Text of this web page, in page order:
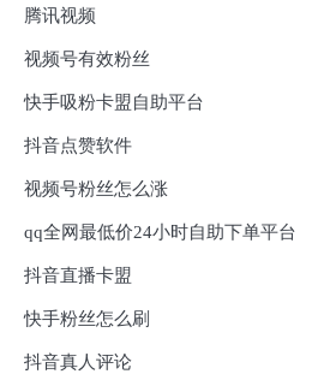
腾讯视频
视频号有效粉丝
快手吸粉卡盟自助平台
抖音点赞软件
视频号粉丝怎么涨
qq全网最低价24小时自助下单平台
抖音直播卡盟
快手粉丝怎么刷
抖音真人评论